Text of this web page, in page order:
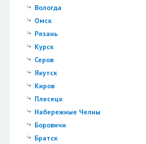
Вологда
Омск
Рязань
Курск
Серов
Якутск
Киров
Плесецк
Набережные Челны
Боровичи
Братск